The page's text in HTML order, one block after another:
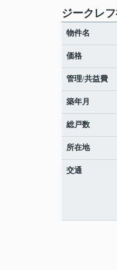
ジークレ
物件名
価格
管理/共益費
築年月
総戸数
所在地
交通